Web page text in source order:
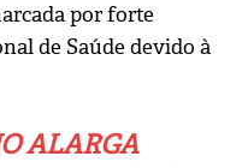
por forte
de Saúde devido à
ALARGA